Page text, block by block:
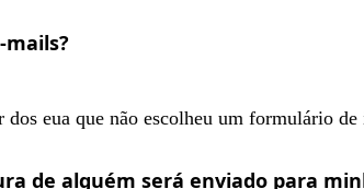
mails?
eua que não escolheu um formulário
de alguém será enviado para